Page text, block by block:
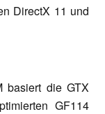
DirectX 11 und
basiert die GTX
GF114